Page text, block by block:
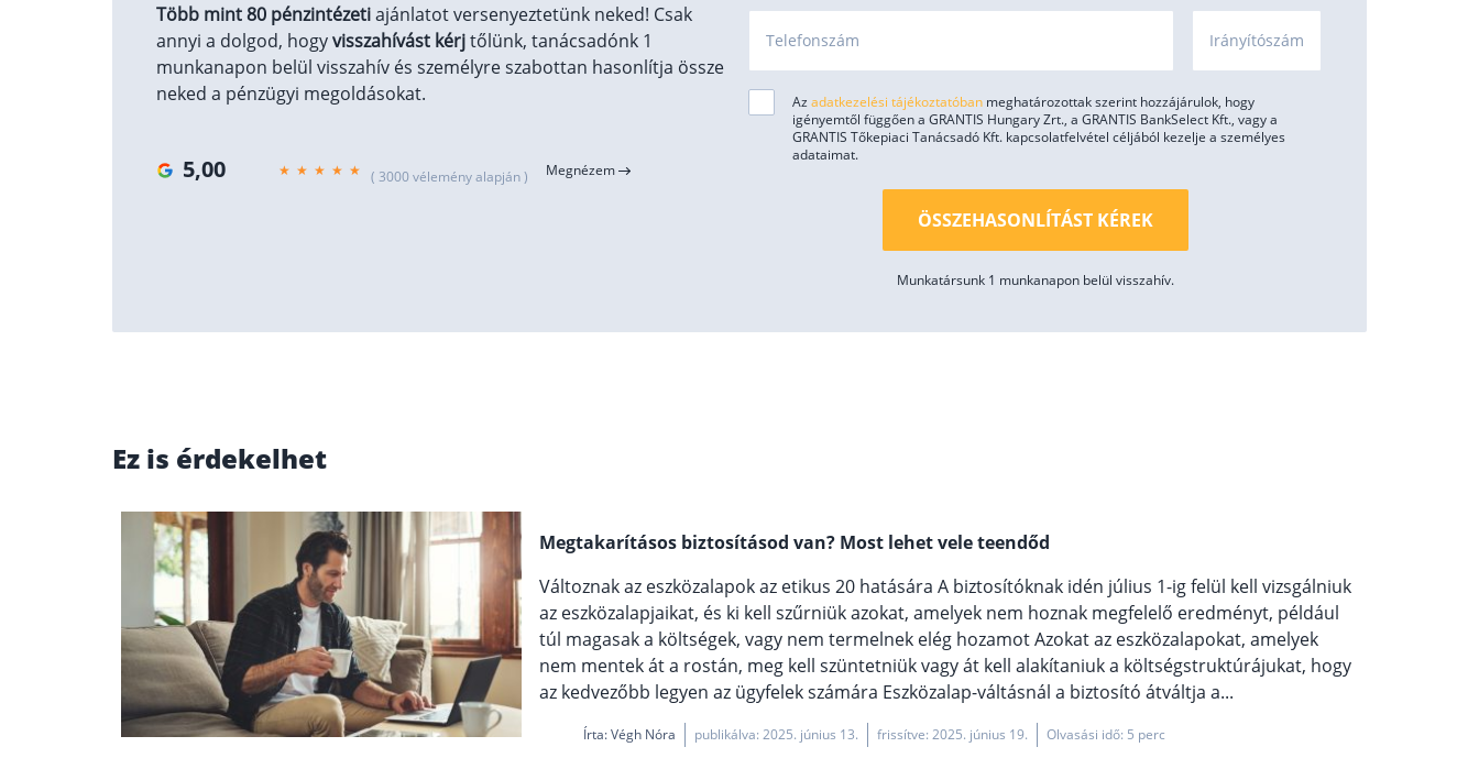
Több mint 80 pénzintézetiajánlatot versenyeztetünk neked! Csak
annyi a dolgod, hogyvisszahívást kérjtőlünk, tanácsadónk 1
munkanapon belül visszahív és személyre szabottan hasonlítja össze
neked a pénzügyi megoldásokat.
5,00 ( 3000 vélemény alapján ) Megnézem
Telefonszám Irányítószám
Az adatkezelési tájékoztatóbanmeghatározottak szerint hozzájárulok, hogy
igényemtől függően a GRANTIS Hungary Zrt., a GRANTIS BankSelect Kft., vagy a
GRANTIS Tőkepiaci Tanácsadó Kft. kapcsolatfelvétel céljából kezelje a személyes
adataimat.
ÖSSZEHASONLÍTÁST KÉREK
Munkatársunk 1 munkanapon belül visszahív.
Ez is érdekelhet
Megtakarításos biztosításod van? Most lehet vele teendőd
Változnak az eszközalapok az etikus 20 hatására A biztosítóknak idén július 1-ig felül kell vizsgálniuk
az eszközalapjaikat, és ki kell szűrniük azokat, amelyek nem hoznak megfelelő eredményt, például
túl magasak a költségek, vagy nem termelnek elég hozamot Azokat az eszközalapokat, amelyek
nem mentek át a rostán, meg kell szüntetniük vagy át kell alakítaniuk a költségstruktúrájukat, hogy
az kedvezőbb legyen az ügyfelek számára Eszközalap-váltásnál a biztosító átváltja a...
Írta:Végh Nóra publikálva: 2025. június 13. frissítve: 2025. június 19. Olvasási idő: 5 perc